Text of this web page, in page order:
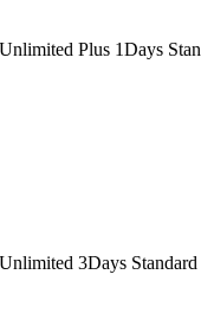
Plus 1Days
3Days Standard